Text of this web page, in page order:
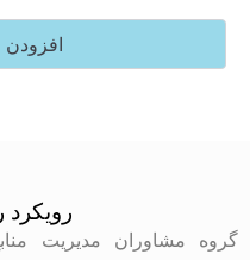
افزودن به سبد
رویکرد رایان
مدیریت منابع انسانی